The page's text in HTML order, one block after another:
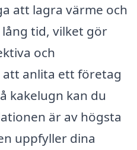
att lagra värme och
tid, vilket gör
och
att anlita ett företag
kakelugn kan du
är av högsta
uppfyller dina